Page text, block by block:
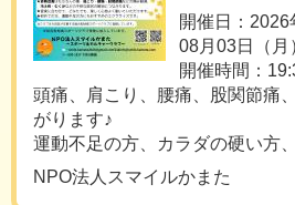
開催日：2026
08月03日（月
開催時間：
頭痛、肩こり、腰痛、股関節痛
がります♪
運動不足の方、カラダの硬い方
NPO法人スマイルかまた